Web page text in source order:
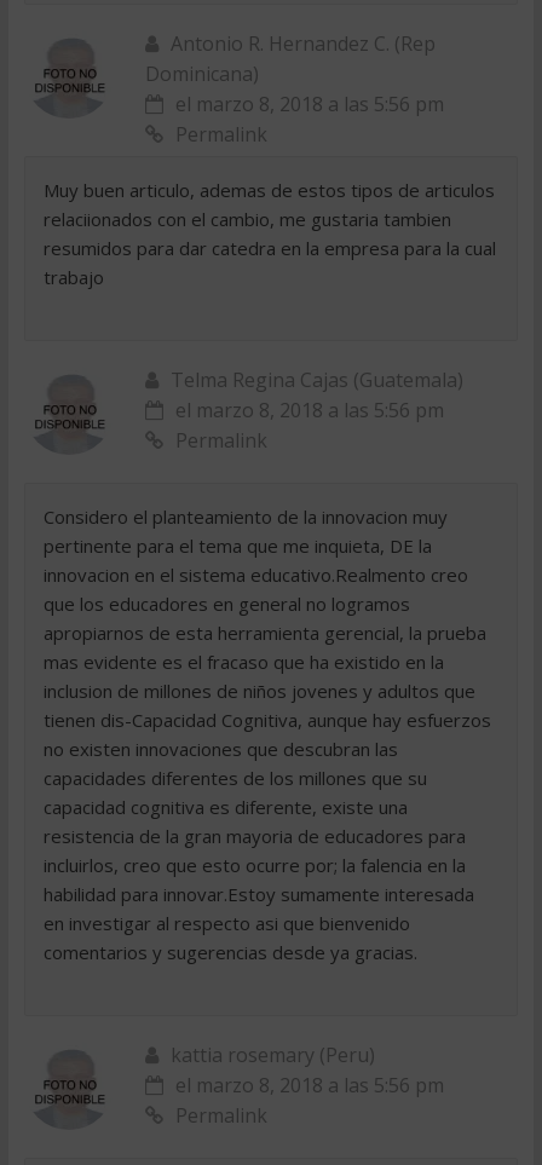
Antonio R. Hernandez C. (Rep
Dominicana)
el marzo 8, 2018 a las 5:56 pm
Permalink
Muy buen articulo, ademas de estos tipos de articulos
relaciionados con el cambio, me gustaria tambien
resumidos para dar catedra en la empresa para la cual
trabajo
Telma Regina Cajas (Guatemala)
el marzo 8, 2018 a las 5:56 pm
Permalink
Considero el planteamiento de la innovacion muy
pertinente para el tema que me inquieta, DE la
innovacion en el sistema educativo.Realmento creo
que los educadores en general no logramos
apropiarnos de esta herramienta gerencial, la prueba
mas evidente es el fracaso que ha existido en la
inclusion de millones de niños jovenes y adultos que
tienen dis-Capacidad Cognitiva, aunque hay esfuerzos
no existen innovaciones que descubran las
capacidades diferentes de los millones que su
capacidad cognitiva es diferente, existe una
resistencia de la gran mayoria de educadores para
incluirlos, creo que esto ocurre por; la falencia en la
habilidad para innovar.Estoy sumamente interesada
en investigar al respecto asi que bienvenido
comentarios y sugerencias desde ya gracias.
kattia rosemary (Peru)
el marzo 8, 2018 a las 5:56 pm
Permalink